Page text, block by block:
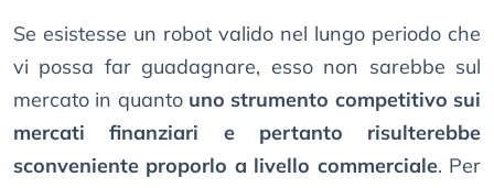
Se esistesse un robot valido nel lungo periodo che
vi possa far guadagnare, esso non sarebbe sul
mercato in quanto uno strumento competitivo sui
mercati finanziari e pertanto risulterebbe
sconveniente proporlo a livello commerciale. Per